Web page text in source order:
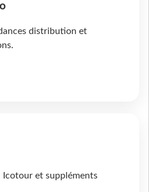
distribution et
Icotour et suppléments